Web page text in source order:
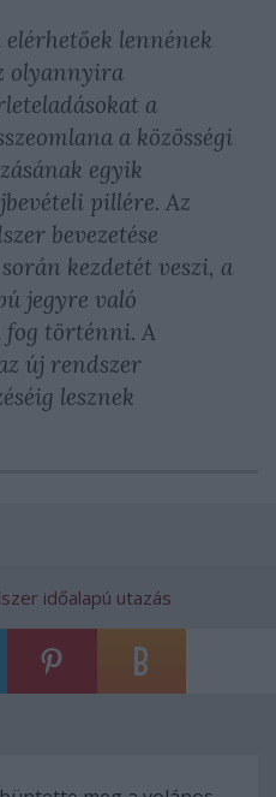
elérhetőek lennének
olyannyira
a
a közösségi
egyik
pillére. Az
bevezetése
kezdetét veszi, a
jegyre való
fog történni. A
új rendszer
lesznek
időalapú utazás